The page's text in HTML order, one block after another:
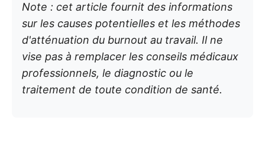
Note : cet article fournit des informations
sur les causes potentielles et les méthodes
d'atténuation du burnout au travail. Il ne
vise pas à remplacer les conseils médicaux
professionnels, le diagnostic ou le
traitement de toute condition de santé.